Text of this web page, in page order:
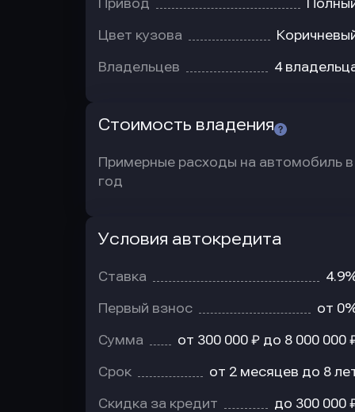
Привод
Цвет кузова
Владельцев 4
Стоимость владения
Примерные расходы на автомобиль в
год
Условия автокредита
Ставка
Первый взнос от
Сумма от 300 000 ₽ до 8 000 000
Срок от 2 месяцев до 8
Скидка за кредит до 300 000